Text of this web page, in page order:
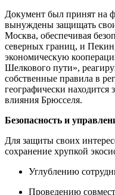
Документ был принят на
вынуждены защищать
Москва, обеспечивая
северных границ, и
экономическую
Шелкового пути»,
собственные правила в
географически
влияния Брюсселя.
Безопасность и
Для защиты своих
сохранение хрупкой
Углублению
Проведению